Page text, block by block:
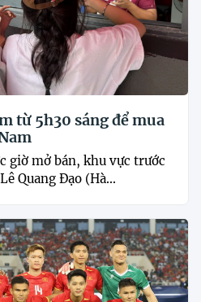
từ 5h30 sáng để mua
giờ mở bán, khu vực trước
Quang Đạo (Hà...